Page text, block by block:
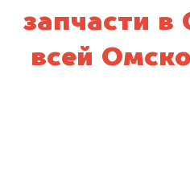
запчасти в
всей